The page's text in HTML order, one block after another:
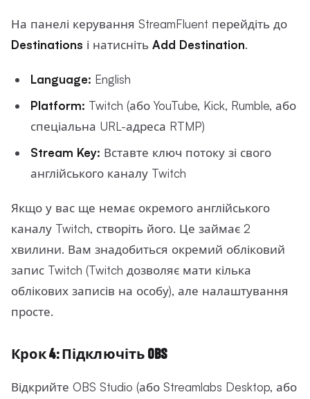
На панелі керування StreamFluent перейдіть до
Destinations і натисніть Add Destination.
Language: English
Platform: Twitch (або YouTube, Kick, Rumble, або
спеціальна URL-адреса RTMP)
Stream Key: Вставте ключ потоку зі свого
англійського каналу Twitch
Якщо у вас ще немає окремого англійського
каналу Twitch, створіть його. Це займає 2
хвилини. Вам знадобиться окремий обліковий
запис Twitch (Twitch дозволяє мати кілька
облікових записів на особу), але налаштування
просте.
Крок 4: Підключіть OBS
Відкрийте OBS Studio (або Streamlabs Desktop, або